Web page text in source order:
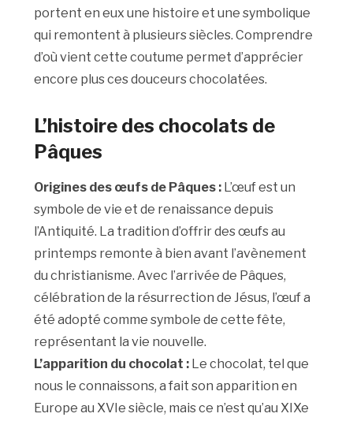
portent en eux une histoire et une symbolique
qui remontent à plusieurs siècles. Comprendre
d’où vient cette coutume permet d’apprécier
encore plus ces douceurs chocolatées.
L’histoire des chocolats de
Pâques
Origines des œufs de Pâques : L’œuf est un
symbole de vie et de renaissance depuis
l’Antiquité. La tradition d’offrir des œufs au
printemps remonte à bien avant l’avènement
du christianisme. Avec l’arrivée de Pâques,
célébration de la résurrection de Jésus, l’œuf a
été adopté comme symbole de cette fête,
représentant la vie nouvelle.
L’apparition du chocolat : Le chocolat, tel que
nous le connaissons, a fait son apparition en
Europe au XVIe siècle, mais ce n’est qu’au XIXe